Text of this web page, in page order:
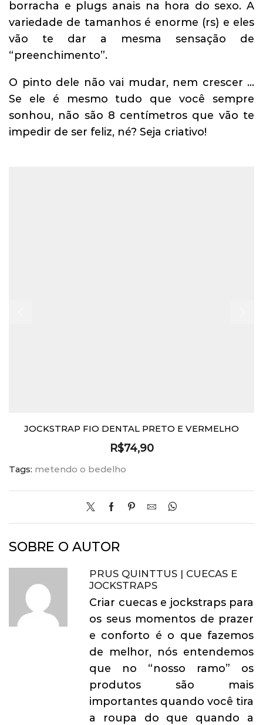
borracha e plugs anais na hora do sexo. A
variedade de tamanhos é enorme (rs) e eles
vão te dar a mesma sensação de
“preenchimento”.
O pinto dele não vai mudar, nem crescer …
Se ele é mesmo tudo que você sempre
sonhou, não são 8 centímetros que vão te
impedir de ser feliz, né? Seja criativo!
JOCKSTRAP FIO DENTAL PRETO E VERMELHO
R$74,90
Tags: metendo o bedelho
SOBRE O AUTOR
PRUS QUINTTUS | CUECAS E
JOCKSTRAPS
Criar cuecas e jockstraps para
os seus momentos de prazer
e conforto é o que fazemos
de melhor, nós entendemos
que no “nosso ramo” os
produtos são mais
importantes quando você tira
a roupa do que quando a